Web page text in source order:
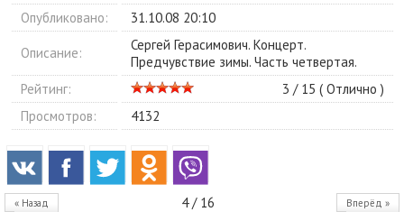
Опубликовано:
31.10.08 20:10
Описание:
Сергей Герасимович. Концерт.
Предчувствие зимы. Часть четвертая.
Рейтинг:
3 / 15 ( Отлично )
Просмотров:
4132
« Назад 4 / 16 Вперёд »